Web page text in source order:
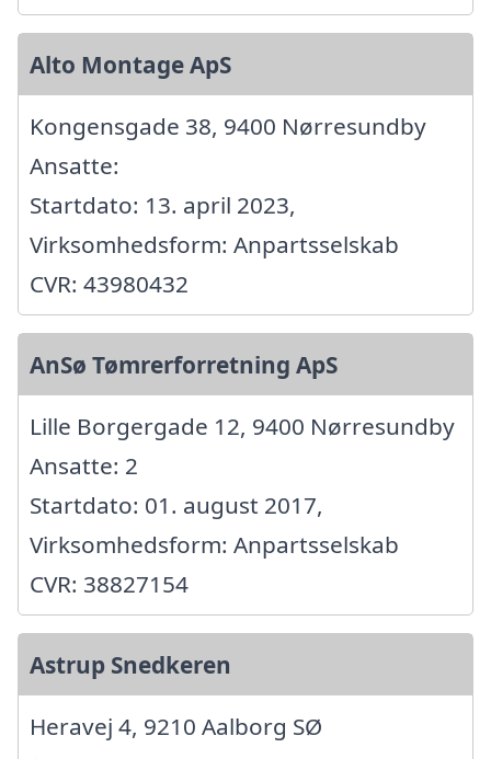
Alto Montage ApS
Kongensgade 38, 9400 Nørresundby
Ansatte:
Startdato: 13. april 2023,
Virksomhedsform: Anpartsselskab
CVR: 43980432
AnSø Tømrerforretning ApS
Lille Borgergade 12, 9400 Nørresundby
Ansatte: 2
Startdato: 01. august 2017,
Virksomhedsform: Anpartsselskab
CVR: 38827154
Astrup Snedkeren
Heravej 4, 9210 Aalborg SØ